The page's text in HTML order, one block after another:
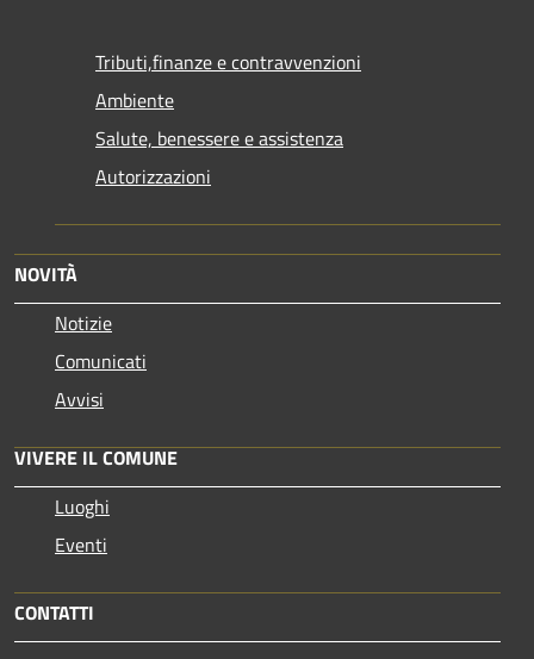
Tributi,finanze e contravvenzioni
Ambiente
Salute, benessere e assistenza
Autorizzazioni
NOVITÀ
Notizie
Comunicati
Avvisi
VIVERE IL COMUNE
Luoghi
Eventi
CONTATTI